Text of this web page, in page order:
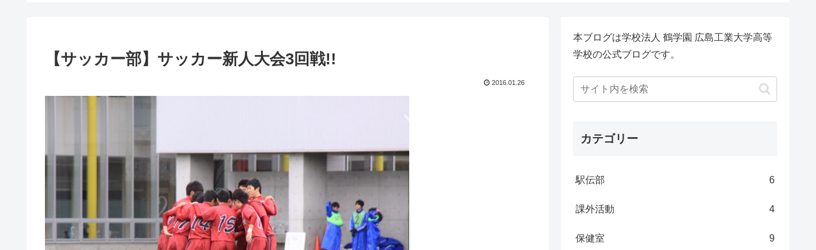
【サッカー部】サッカー新人大会3回戦!!
2016.01.26
本ブログは学校法人 鶴学園 広島工業大学高等
学校の公式ブログです。
カテゴリー
駅伝部 6
課外活動 4
保健室 9